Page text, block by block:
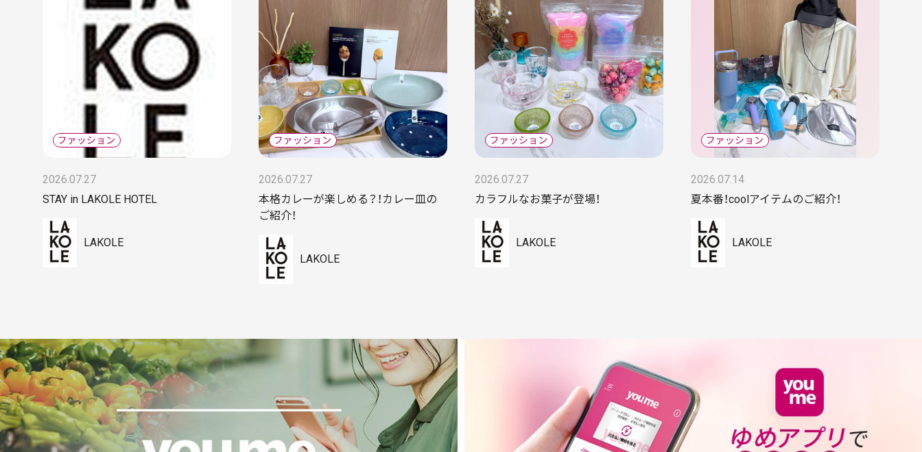
2026.07.27
STAY in LAKOLE HOTEL
LAKOLE
2026.07.27
本格カレーが楽しめる？！カレー皿の
ご紹介！
LAKOLE
2026.07.27
カラフルなお菓子が登場！
LAKOLE
2026.07.14
夏本番！coolアイテムのご紹介！
LAKOLE